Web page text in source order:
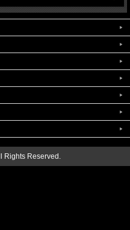
Rights Reserved.